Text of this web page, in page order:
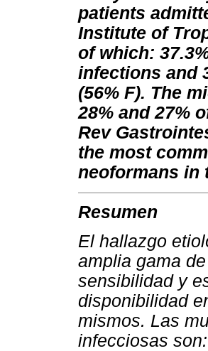
patients
Institute of
of which:
infections and
(56% F). The
28% and 27%
Rev
the most
neoformans in
Resumen
El hallazgo
amplia gama
sensibilidad y
disponibilidad
mismos. Las
infecciosas